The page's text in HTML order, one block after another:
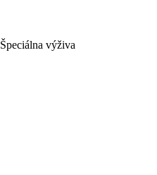
Špeciálna výživa